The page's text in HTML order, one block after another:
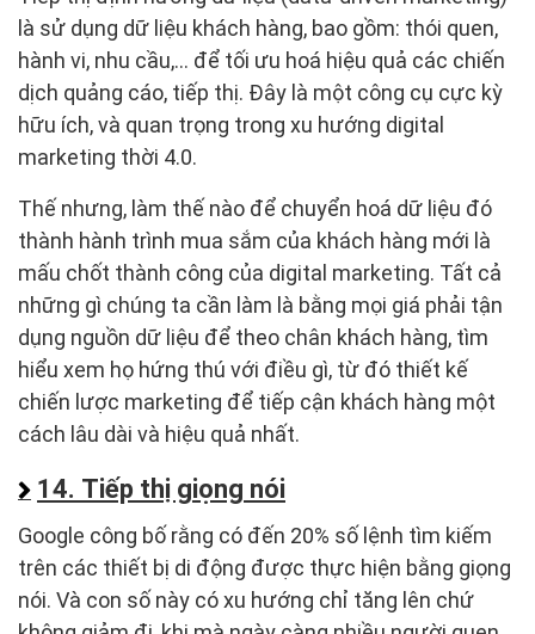
là sử dụng dữ liệu khách hàng, bao gồm: thói quen,
hành vi, nhu cầu,... để tối ưu hoá hiệu quả các chiến
dịch quảng cáo, tiếp thị. Đây là một công cụ cực kỳ
hữu ích, và quan trọng trong xu hướng digital
marketing thời 4.0.
Thế nhưng, làm thế nào để chuyển hoá dữ liệu đó
thành hành trình mua sắm của khách hàng mới là
mấu chốt thành công của digital marketing. Tất cả
những gì chúng ta cần làm là bằng mọi giá phải tận
dụng nguồn dữ liệu để theo chân khách hàng, tìm
hiểu xem họ hứng thú với điều gì, từ đó thiết kế
chiến lược marketing để tiếp cận khách hàng một
cách lâu dài và hiệu quả nhất.
14. Tiếp thị giọng nói
Google công bố rằng có đến 20% số lệnh tìm kiếm
trên các thiết bị di động được thực hiện bằng giọng
nói. Và con số này có xu hướng chỉ tăng lên chứ